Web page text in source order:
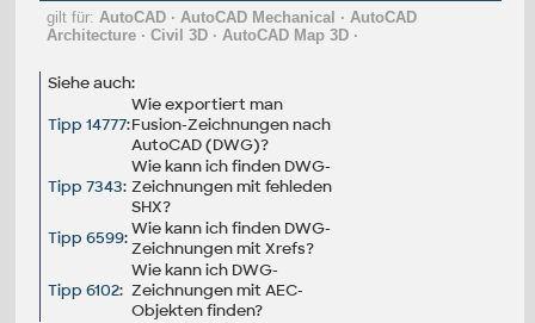
gilt für: AutoCAD· AutoCAD Mechanical · AutoCAD
Architecture· Civil 3D· AutoCAD Map 3D·
Siehe auch:
Tipp 14777:
Wie exportiert man
Fusion-Zeichnungen nach
AutoCAD (DWG)?
Tipp 7343:
Wie kann ich finden DWG-
Zeichnungen mit fehleden
SHX?
Tipp 6599:Wie kann ich finden DWG-
Zeichnungen mit Xrefs?
Tipp 6102:
Wie kann ich DWG-
Zeichnungen mit AEC-
Objekten finden?